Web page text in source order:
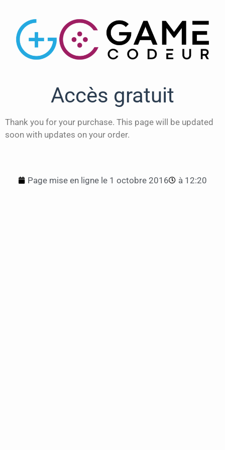
Accès gratuit
Thank you for your purchase. This page will be updated
soon with updates on your order.
Page mise en ligne le 1 octobre 2016 à 12:20